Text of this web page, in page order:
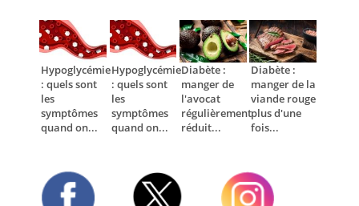
Hypoglycémie
: quels sont
les
symptômes
quand on...
Hypoglycémie
: quels sont
les
symptômes
quand on...
Diabète :
manger de
l'avocat
régulièrement
réduit...
Diabète :
manger de la
viande rouge
plus d'une
fois...